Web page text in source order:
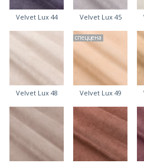
Velvet Lux 44 Velvet Lux 45
Velvet Lux 48
спеццена
Velvet Lux 49